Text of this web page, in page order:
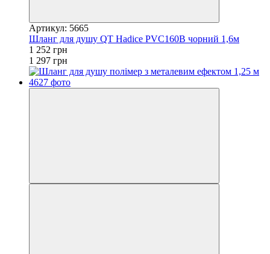
Артикул: 5665
Шланг для душу QT Hadice PVC160B чорний 1,6м
1 252 грн
1 297 грн